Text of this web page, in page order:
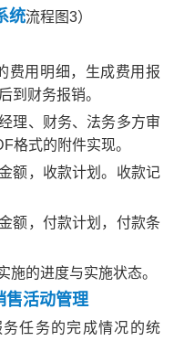
统流程图3）
费用明细，生成费用报
到财务报销。
理、财务、法务多方审
格式的附件实现。
额，收款计划。收款记
额，付款计划，付款条
施的进度与实施状态。
售活动管理
务任务的完成情况的统